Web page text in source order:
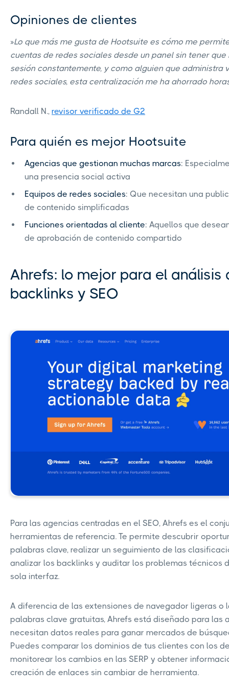
Opiniones de clientes
»Lo que más me gusta de Hootsuite es cómo me
cuentas de redes sociales desde un panel sin tener
sesión constantemente, y como alguien que administra
redes sociales, esta centralización me ha ahorrado
Randall N., revisor verificado de G2
Para quién es mejor Hootsuite
Agencias que gestionan muchas marcas:
una presencia social activa
Equipos de redes sociales: Que necesitan una
de contenido simplificadas
Funciones orientadas al cliente: Aquellos que
de aprobación de contenido compartido
Ahrefs: lo mejor para el análisis
backlinks y SEO
Para las agencias centradas en el SEO, Ahrefs es el
herramientas de referencia. Te permite descubrir
palabras clave, realizar un seguimiento de las
analizar los backlinks y auditar los problemas técnicos
sola interfaz.
A diferencia de las extensiones de navegador ligeras o
palabras clave gratuitas, Ahrefs está diseñado para las
necesitan datos reales para ganar mercados de
Puedes comparar los dominios de tus clientes con los
monitorear los cambios en las SERP y obtener
creación de enlaces sin cambiar de herramienta.